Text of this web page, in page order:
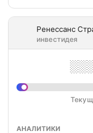
Ренессанс
инвестидея
АНАЛИТИКИ